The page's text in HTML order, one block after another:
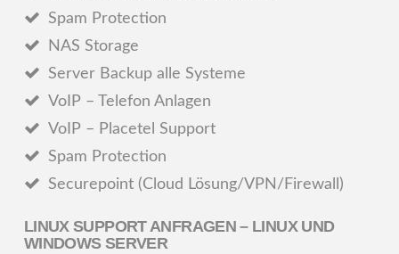
Spam Protection
NAS Storage
Server Backup alle Systeme
VoIP – Telefon Anlagen
VoIP – Placetel Support
Spam Protection
Securepoint (Cloud Lösung/VPN/Firewall)
LINUX SUPPORT ANFRAGEN – LINUX UND
WINDOWS SERVER